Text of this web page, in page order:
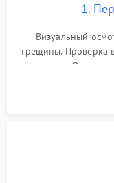
1.
Визуальный
трещины. Проверка
зарядки. Оценка
проверка